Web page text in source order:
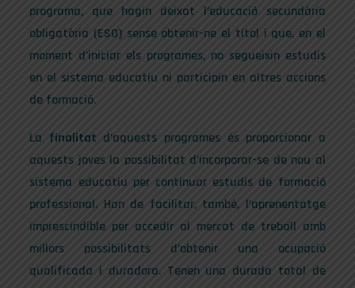
programa, que hagin deixat l’educació secundària
obligatòria (ESO) sense obtenir-ne el títol i que, en el
moment d’iniciar els programes, no segueixin estudis
en el sistema educatiu ni participin en altres accions
de formació.
La finalitat d’aquests programes és proporcionar a
aquests joves la possibilitat d’incorporar-se de nou al
sistema educatiu per continuar estudis de formació
professional. Han de facilitar, també, l’aprenentatge
imprescindible per accedir al mercat de treball amb
millors possibilitats d’obtenir una ocupació
qualificada i duradora. Tenen una durada total de